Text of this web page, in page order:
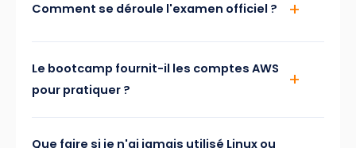
Comment se déroule l'examen officiel ?
Le bootcamp fournit-il les comptes AWS
pour pratiquer ?
Que faire si je n'ai jamais utilisé Linux ou